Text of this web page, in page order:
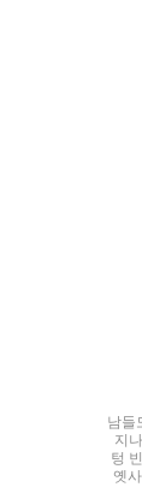
남들
지
텅
옛